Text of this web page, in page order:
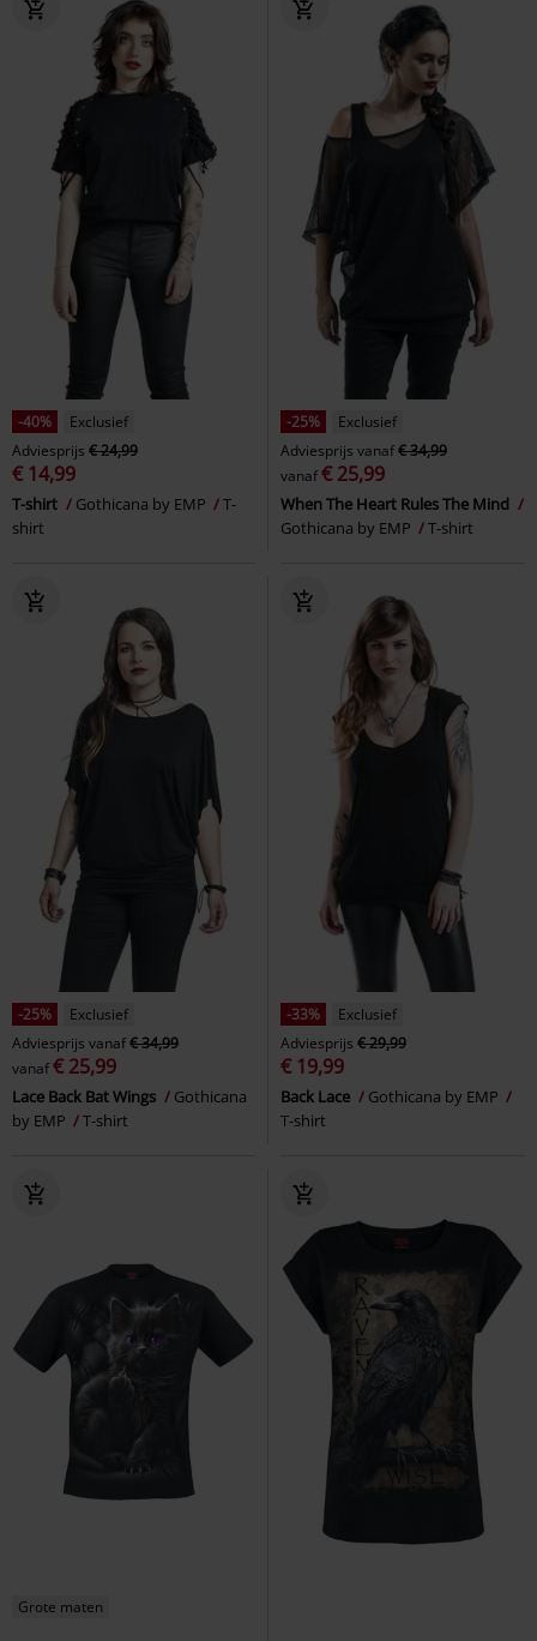
-40%
Exclusief
Adviesprijs € 24,99
€ 14,99
T-shirt Gothicana by EMP
T-
shirt
-25%
Exclusief
Adviesprijs vanaf€ 34,99
vanaf€ 25,99
When The Heart Rules The Mind
Gothicana by EMP
T-shirt
-25%
Exclusief
Adviesprijs vanaf€ 34,99
vanaf€ 25,99
Lace Back Bat Wings
Gothicana
by EMP
T-shirt
-33%
Exclusief
Adviesprijs € 29,99
€ 19,99
Back Lace
Gothicana by EMP
T-shirt
Grote maten